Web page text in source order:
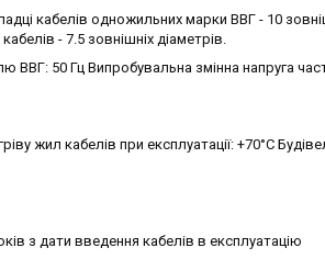
кабелів одножильних марки ВВГ - 10
- 7.5 зовнішніх діаметрів.
ВВГ: 50 Гц Випробувальна змінна напруга
жил кабелів при експлуатації: +70°С
з дати введення кабелів в експлуатацію